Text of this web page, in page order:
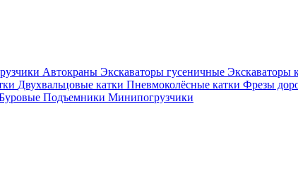
Автокраны Экскаваторы гусеничные Экскаваторы
Двухвальцовые катки Пневмоколёсные катки Фрезы
Подъемники Минипогрузчики